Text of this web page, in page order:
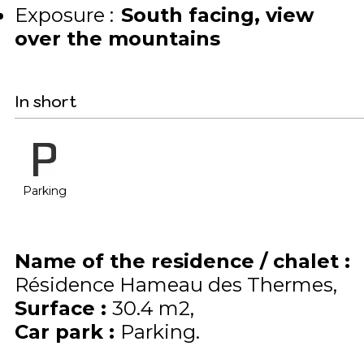
Exposure : South facing view
over the mountains
In short
Parking
Name of the residence / chalet :
Résidence Hameau des Thermes
Surface : 30.4 m2
Car park : Parking